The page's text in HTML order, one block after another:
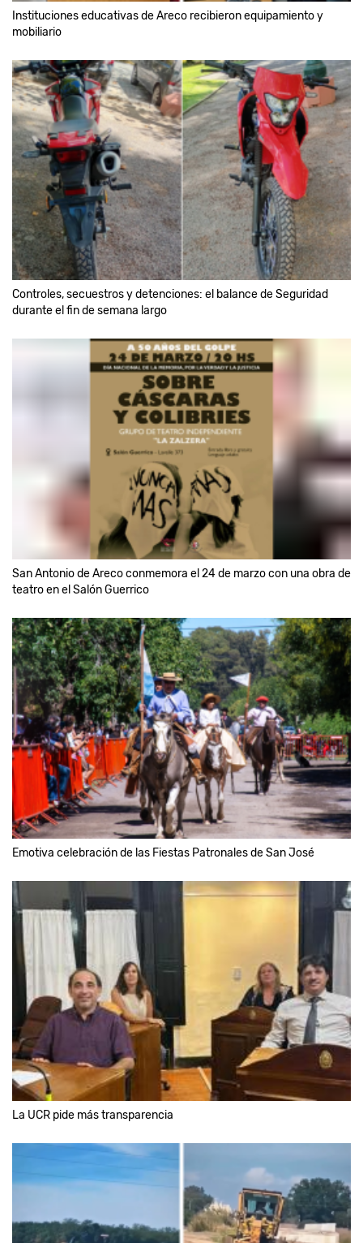
Instituciones educativas de Areco recibieron equipamiento y
mobiliario
Controles, secuestros y detenciones: el balance de Seguridad
durante el fin de semana largo
San Antonio de Areco conmemora el 24 de marzo con una obra de
teatro en el Salón Guerrico
Emotiva celebración de las Fiestas Patronales de San José
La UCR pide más transparencia